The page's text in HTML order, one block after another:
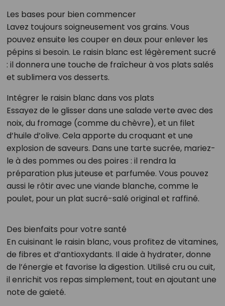
Les bases pour bien commencer
Lavez toujours soigneusement vos grains. Vous
pouvez ensuite les couper en deux pour enlever les
pépins si besoin. Le raisin blanc est légèrement sucré
: il donnera une touche de fraîcheur à vos plats salés
et sublimera vos desserts.
Intégrer le raisin blanc dans vos plats
Essayez de le glisser dans une salade verte avec des
noix, du fromage (comme du chèvre), et un filet
d’huile d’olive. Cela apporte du croquant et une
explosion de saveurs. Dans une tarte sucrée, mariez-
le à des pommes ou des poires : il rendra la
préparation plus juteuse et parfumée. Vous pouvez
aussi le rôtir avec une viande blanche, comme le
poulet, pour un plat sucré-salé original et raffiné.
Des bienfaits pour votre santé
En cuisinant le raisin blanc, vous profitez de vitamines,
de fibres et d’antioxydants. Il aide à hydrater, donne
de l’énergie et favorise la digestion. Utilisé cru ou cuit,
il enrichit vos repas simplement, tout en ajoutant une
note de gaieté.